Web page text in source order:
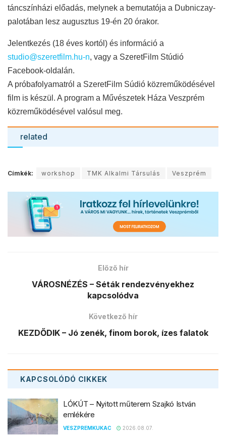
táncszínházi előadás, melynek a bemutatója a Dubniczay-
palotában lesz augusztus 19-én 20 órakor.
Jelentkezés (18 éves kortól) és információ a
studio@szeretfilm.hu-n, vagy a SzeretFilm Stúdió
Facebook-oldalán.
A próbafolyamatról a SzeretFilm Súdió közreműködésével
film is készül. A program a Művészetek Háza Veszprém
közreműködésével valósul meg.
related
Címkék: workshop TMK Alkalmi Társulás Veszprém
Előző hír
VÁROSNÉZÉS – Séták rendezvényekhez
kapcsolódva
Következő hír
KEZDŐDIK – Jó zenék, finom borok, ízes falatok
KAPCSOLÓDÓ CIKKEK
LÓKÚT – Nyitott műterem Szajkó István
emlékére
VESZPREMKUKAC 2026.08.07.